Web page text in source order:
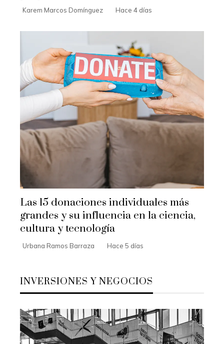
Karem Marcos Domínguez Hace 4 días
Las 15 donaciones individuales más
grandes y su influencia en la ciencia,
cultura y tecnología
Urbana Ramos Barraza Hace 5 días
INVERSIONES Y NEGOCIOS